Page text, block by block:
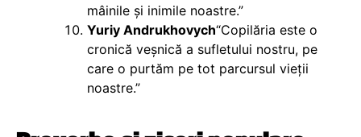
mâinile și inimile noastre.”
Yuriy Andrukhovych“Copilăria este o
cronică veșnică a sufletului nostru, pe
care o purtăm pe tot parcursul vieții
noastre.”